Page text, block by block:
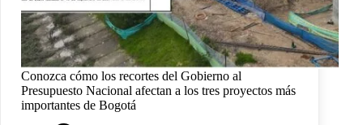
Conozca cómo los recortes del Gobierno al
Presupuesto Nacional afectan a los tres proyectos más
importantes de Bogotá